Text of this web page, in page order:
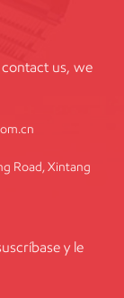
us, we
Road, Xintang
y le